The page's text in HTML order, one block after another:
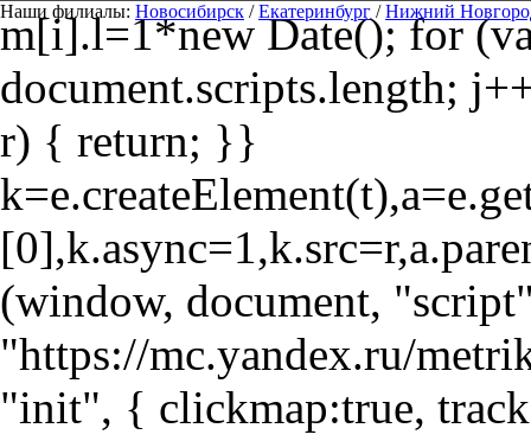
Наши филиалы: Новосибирск /Екатеринбург /Нижний
m[i].l=1*new Date(); for
document.scripts.length;
r) { return; }}
(window, document,
"https://mc.yandex.ru/
"init", { clickmap:true,